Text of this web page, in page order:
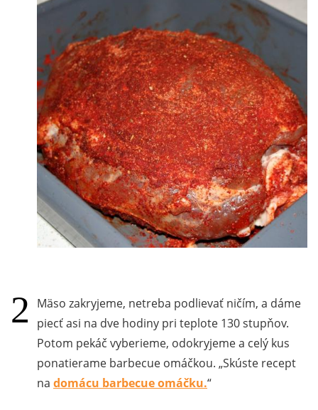
Mäso zakryjeme, netreba podlievať ničím, a dáme
piecť asi na dve hodiny pri teplote 130 stupňov.
Potom pekáč vyberieme, odokryjeme a celý kus
ponatierame barbecue omáčkou. Skúste recept
na domácu barbecue omáčku.